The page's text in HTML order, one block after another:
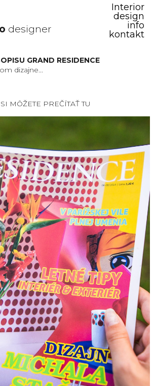
designer
Interior
design
info
kontakt
GRAND RESIDENCE
dizajne...
MÔŽETE PREČÍTAŤ TU